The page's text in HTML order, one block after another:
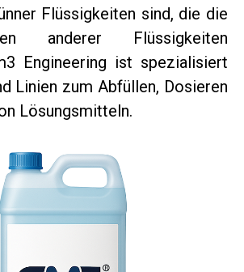
Flüssigkeiten sind, die die
anderer Flüssigkeiten
Engineering ist spezialisiert
Linien zum Abfüllen, Dosieren
Lösungsmitteln.